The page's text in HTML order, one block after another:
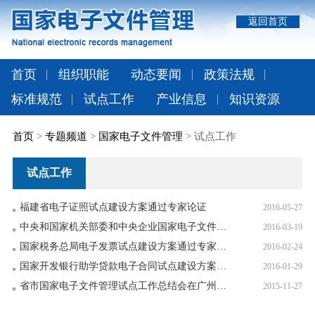
返回首页
首页 组织职能 动态要闻
政策法规
标准规范
试点工作 产业信息 知识资源
首页> 专题频道 > 国家电子文件管理 > 试点工作
试点工作
福建省电子证照试点建设方案通过专家论证 2016-05-27
中央和国家机关部委和中央企业国家电子文件管理试点工作总结会在京召开 2016-03-19
国家税务总局电子发票试点建设方案通过专家论证 2016-02-24
国家开发银行助学贷款电子合同试点建设方案通过专家论证 2016-01-29
省市国家电子文件管理试点工作总结会在广州召开 2015-11-27